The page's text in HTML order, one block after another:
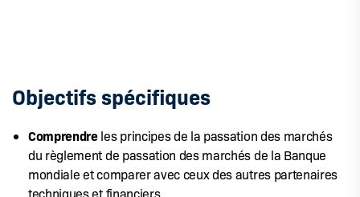
Objectifs spécifiques
Comprendreles principes de la passation des marchés
du règlement de passation des marchés de la Banque
mondiale et comparer avec ceux des autres partenaires
techniques et financiers.